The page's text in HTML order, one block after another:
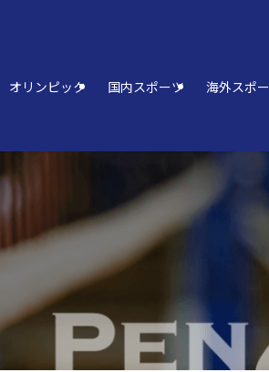
オリンピック 国内スポーツ 海外スポ